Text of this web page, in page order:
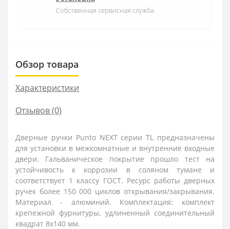
Собственная сервисная служба
Обзор товара
Характеристики
Отзывов (0)
Дверные ручки Punto NEXT серии TL предназначены
для установки в межкомнатные и внутренние входные
двери. Гальваническое покрытие прошло тест на
устойчивость к коррозии в соляном тумане и
соответствует 1 классу ГОСТ. Ресурс работы дверных
ручек более 150 000 циклов открывания/закрывания.
Материал - алюминий. Комплектация: комплект
крепежной фурнитуры, удлиненный соединительный
квадрат 8x140 мм.